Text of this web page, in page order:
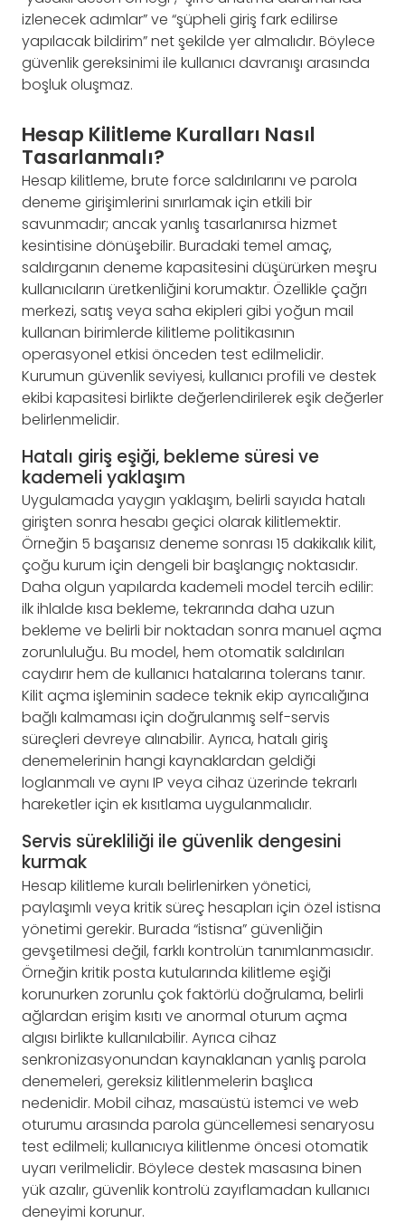
izlenecek adımlar” ve “şüpheli giriş fark edilirse
yapılacak bildirim” net şekilde yer almalıdır. Böylece
güvenlik gereksinimi ile kullanıcı davranışı arasında
boşluk oluşmaz.
Hesap Kilitleme Kuralları Nasıl
Tasarlanmalı?
Hesap kilitleme, brute force saldırılarını ve parola
deneme girişimlerini sınırlamak için etkili bir
savunmadır; ancak yanlış tasarlanırsa hizmet
kesintisine dönüşebilir. Buradaki temel amaç,
saldırganın deneme kapasitesini düşürürken meşru
kullanıcıların üretkenliğini korumaktır. Özellikle çağrı
merkezi, satış veya saha ekipleri gibi yoğun mail
kullanan birimlerde kilitleme politikasının
operasyonel etkisi önceden test edilmelidir.
Kurumun güvenlik seviyesi, kullanıcı profili ve destek
ekibi kapasitesi birlikte değerlendirilerek eşik değerler
belirlenmelidir.
Hatalı giriş eşiği, bekleme süresi ve
kademeli yaklaşım
Uygulamada yaygın yaklaşım, belirli sayıda hatalı
girişten sonra hesabı geçici olarak kilitlemektir.
Örneğin 5 başarısız deneme sonrası 15 dakikalık kilit,
çoğu kurum için dengeli bir başlangıç noktasıdır.
Daha olgun yapılarda kademeli model tercih edilir:
ilk ihlalde kısa bekleme, tekrarında daha uzun
bekleme ve belirli bir noktadan sonra manuel açma
zorunluluğu. Bu model, hem otomatik saldırıları
caydırır hem de kullanıcı hatalarına tolerans tanır.
Kilit açma işleminin sadece teknik ekip ayrıcalığına
bağlı kalmaması için doğrulanmış self-servis
süreçleri devreye alınabilir. Ayrıca, hatalı giriş
denemelerinin hangi kaynaklardan geldiği
loglanmalı ve aynı IP veya cihaz üzerinde tekrarlı
hareketler için ek kısıtlama uygulanmalıdır.
Servis sürekliliği ile güvenlik dengesini
kurmak
Hesap kilitleme kuralı belirlenirken yönetici,
paylaşımlı veya kritik süreç hesapları için özel istisna
yönetimi gerekir. Burada “istisna” güvenliğin
gevşetilmesi değil, farklı kontrolün tanımlanmasıdır.
Örneğin kritik posta kutularında kilitleme eşiği
korunurken zorunlu çok faktörlü doğrulama, belirli
ağlardan erişim kısıtı ve anormal oturum açma
algısı birlikte kullanılabilir. Ayrıca cihaz
senkronizasyonundan kaynaklanan yanlış parola
denemeleri, gereksiz kilitlenmelerin başlıca
nedenidir. Mobil cihaz, masaüstü istemci ve web
oturumu arasında parola güncellemesi senaryosu
test edilmeli; kullanıcıya kilitlenme öncesi otomatik
uyarı verilmelidir. Böylece destek masasına binen
yük azalır, güvenlik kontrolü zayıflamadan kullanıcı
deneyimi korunur.